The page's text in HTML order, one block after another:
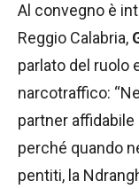
Al convegno è
Reggio Calabria,
parlato del ruolo
narcotraffico:
partner
perché quando
pentiti, la